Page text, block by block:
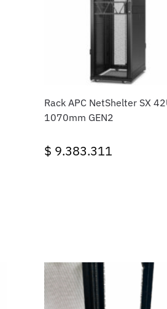
Rack APC NetShelter SX
1070mm GEN2
$ 9.383.311